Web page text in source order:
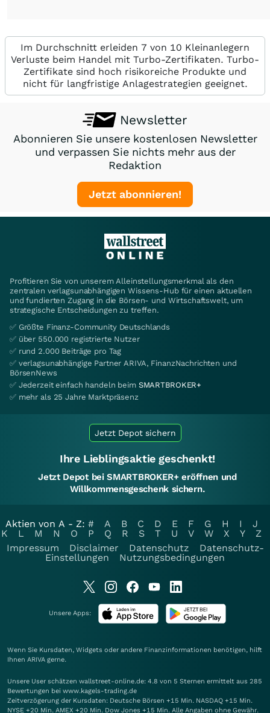
Im Durchschnitt erleiden 7 von 10 Kleinanlegern
Verluste beim Handel mit Turbo-Zertifikaten. Turbo-
Zertifikate sind hoch risikoreiche Produkte und
nicht für langfristige Anlagestrategien geeignet.
Newsletter
Abonnieren Sie unsere kostenlosen Newsletter
und verpassen Sie nichts mehr aus der
Redaktion
Jetzt abonnieren!
Profitieren Sie von unserem Alleinstellungsmerkmal als den
zentralen verlagsunabhängigen Wissens-Hub für einen aktuellen
und fundierten Zugang in die Börsen- und Wirtschaftswelt, um
strategische Entscheidungen zu treffen.
✅ Größte Finanz-Community Deutschlands
✅ über 550.000 registrierte Nutzer
✅ rund 2.000 Beiträge pro Tag
✅ verlagsunabhängige Partner ARIVA, FinanzNachrichten und
BörsenNews
✅ Jederzeit einfach handeln beim SMARTBROKER+
✅ mehr als 25 Jahre Marktpräsenz
Jetzt Depot sichern
Ihre Lieblingsaktie geschenkt!
Jetzt Depot bei SMARTBROKER+ eröffnen und
Willkommensgeschenk sichern.
Aktien von A - Z: # A B C D E F G H I
J
K
L M N O P Q R S T U V W X Y
Z
Impressum
Disclaimer Datenschutz
Datenschutz-
Einstellungen
Nutzungsbedingungen
Unsere Apps:
Wenn Sie Kursdaten, Widgets oder andere Finanzinformationen benötigen, hilft
Ihnen ARIVA gerne.
Unsere User schätzen wallstreet-online.de: 4.8 von 5 Sternen ermittelt aus 285
Bewertungen bei www.kagels-trading.de
Zeitverzögerung der Kursdaten: Deutsche Börsen +15 Min. NASDAQ +15 Min.
NYSE +20 Min. AMEX +20 Min. Dow Jones +15 Min. Alle Angaben ohne Gewähr.